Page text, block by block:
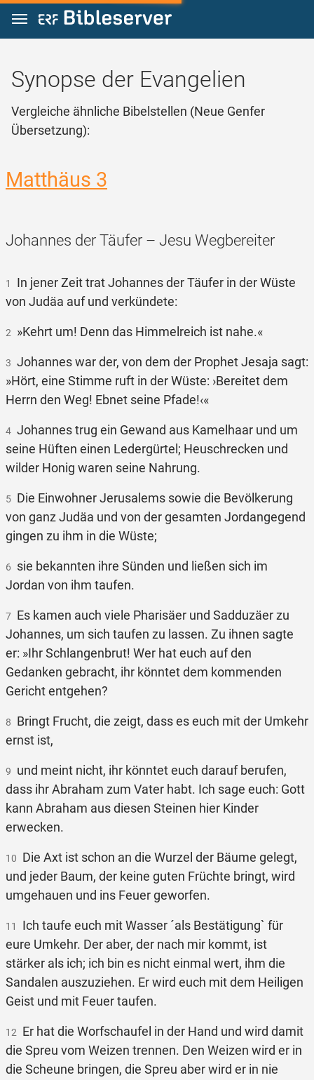
Zum Inhalt springen
Synopse der Evangelien
Vergleiche ähnliche Bibelstellen (Neue Genfer
Übersetzung):
Matthäus 3
Johannes der Täufer – Jesu Wegbereiter
1
In jener Zeit trat Johannes der Täufer in der Wüste
von Judäa auf und verkündete:
2 »Kehrt um! Denn das Himmelreich ist nahe.«
3 Johannes war der, von dem der Prophet Jesaja sagt:
»Hört, eine Stimme ruft in der Wüste: ›Bereitet dem
Herrn den Weg! Ebnet seine Pfade!‹«
4 Johannes trug ein Gewand aus Kamelhaar und um
seine Hüften einen Ledergürtel; Heuschrecken und
wilder Honig waren seine Nahrung.
5 Die Einwohner Jerusalems sowie die Bevölkerung
von ganz Judäa und von der gesamten Jordangegend
gingen zu ihm in die Wüste;
6 sie bekannten ihre Sünden und ließen sich im
Jordan von ihm taufen.
7 Es kamen auch viele Pharisäer und Sadduzäer zu
Johannes, um sich taufen zu lassen. Zu ihnen sagte
er: »Ihr Schlangenbrut! Wer hat euch auf den
Gedanken gebracht, ihr könntet dem kommenden
Gericht entgehen?
8 Bringt Frucht, die zeigt, dass es euch mit der Umkehr
ernst ist,
9 und meint nicht, ihr könntet euch darauf berufen,
dass ihr Abraham zum Vater habt. Ich sage euch: Gott
kann Abraham aus diesen Steinen hier Kinder
erwecken.
10 Die Axt ist schon an die Wurzel der Bäume gelegt,
und jeder Baum, der keine guten Früchte bringt, wird
umgehauen und ins Feuer geworfen.
11
Ich taufe euch mit Wasser ´als Bestätigung` für
eure Umkehr. Der aber, der nach mir kommt, ist
stärker als ich; ich bin es nicht einmal wert, ihm die
Sandalen auszuziehen. Er wird euch mit dem Heiligen
Geist und mit Feuer taufen.
12 Er hat die Worfschaufel in der Hand und wird damit
die Spreu vom Weizen trennen. Den Weizen wird er in
die Scheune bringen, die Spreu aber wird er in nie